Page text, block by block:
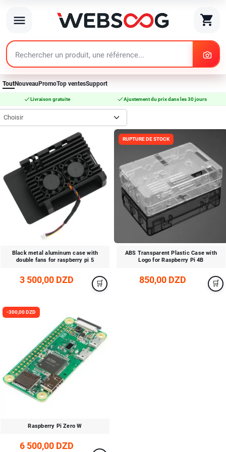
menu shopping_cart
search
ToutNouveau PromoTop ventesSupport
checkLivraison gratuite checkAjustement du prix dans les 30 jours
Choisir
Black metal aluminum case with
double fans for raspberry pi 5
3 500,00 DZD
RUPTURE DE STOCK
ABS Transparent Plastic Case with
Logo for Raspberry Pi 4B
850,00 DZD
-300,00 DZD
Raspberry Pi Zero W
6 500,00 DZD